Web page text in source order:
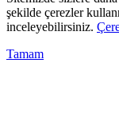
şekilde çerezler
inceleyebilirsiniz.
Tamam